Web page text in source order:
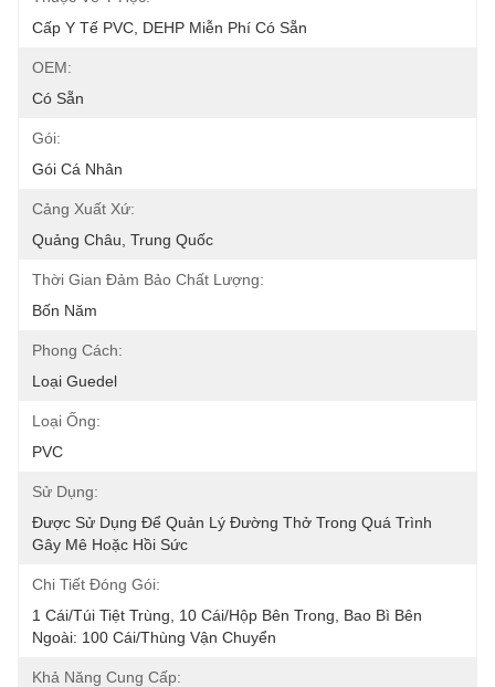
Cấp Y Tế PVC, DEHP Miễn Phí Có Sẵn
OEM:
Có Sẵn
Gói:
Gói Cá Nhân
Cảng Xuất Xứ:
Quảng Châu, Trung Quốc
Thời Gian Đảm Bảo Chất Lượng:
Bốn Năm
Phong Cách:
Loại Guedel
Loại Ống:
PVC
Sử Dụng:
Được Sử Dụng Để Quản Lý Đường Thở Trong Quá Trình
Gây Mê Hoặc Hồi Sức
Chi Tiết Đóng Gói:
1 Cái/túi Tiệt Trùng, 10 Cái/hộp Bên Trong, Bao Bì Bên
Ngoài: 100 Cái/thùng Vận Chuyển
Khả Năng Cung Cấp: